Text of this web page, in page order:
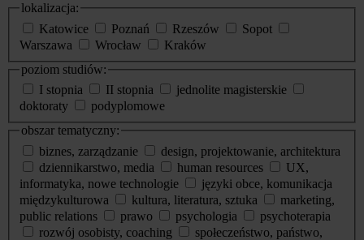
lokalizacja:
Katowice
Poznań Rzeszów
Sopot
Warszawa
Wrocław
Kraków
poziom studiów:
I stopnia
II stopnia
jednolite magisterskie
doktoraty
podyplomowe
obszar tematyczny:
biznes, zarządzanie
design, projektowanie, architektura
dziennikarstwo, media
human resources
UX,
informatyka, nowe technologie
języki obce, komunikacja
międzykulturowa
kultura, literatura, sztuka
marketing,
public relations
prawo psychologia
psychoterapia
rozwój osobisty, coaching
społeczeństwo, państwo,